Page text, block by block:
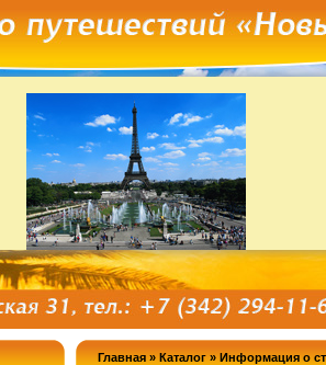
Главная » Каталог » Информация о